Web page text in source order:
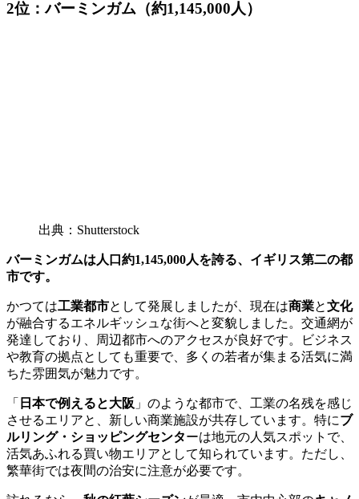
2位：バーミンガム（約1,145,000人）
出典：Shutterstock
バーミンガムは人口約1,145,000人を誇る、イギリス第二の都
市です。
かつては工業都市として発展しましたが、現在は商業と文化
が融合するエネルギッシュな街へと変貌しました。交通網が
発達しており、周辺都市へのアクセスが良好です。ビジネス
や教育の拠点としても重要で、多くの若者が集まる活気に満
ちた雰囲気が魅力です。
「 日本で例えると大阪 」のような都市で、工業の名残を感じ
させるエリアと、新しい商業施設が共存しています。特にブ
ルリング・ショッピングセンターは地元の人気スポットで、
活気あふれる買い物エリアとして知られています。ただし、
繁華街では夜間の治安に注意が必要です。